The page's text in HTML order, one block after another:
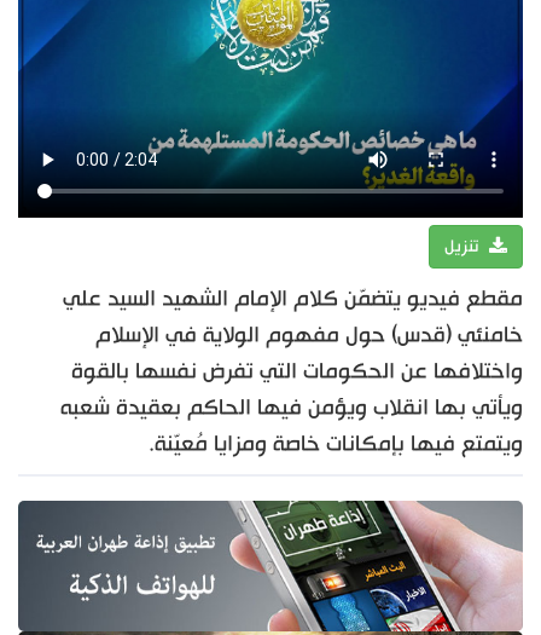
تنزيل
مقطع فيديو يتضمّن كلام الإمام الشهيد السيد علي
خامنئي (قدس) حول مفهوم الولاية في الإسلام
واختلافها عن الحكومات التي تفرض نفسها بالقوة
ويأتي بها انقلاب ويؤمن فيها الحاكم بعقيدة شعبه
ويتمتع فيها بإمكانات خاصة ومزايا مُعيّنة.